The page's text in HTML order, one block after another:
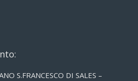
S.FRANCESCO DI SALES –